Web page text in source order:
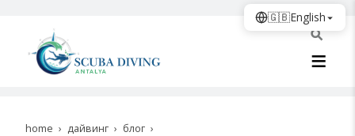
home дайвинг
блог
🇬🇧English